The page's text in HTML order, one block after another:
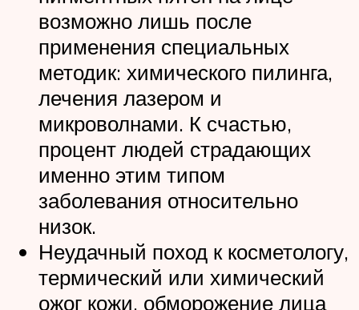
возможно лишь после
применения специальных
методик: химического пилинга,
лечения лазером и
микроволнами. К счастью,
процент людей страдающих
именно этим типом
заболевания относительно
низок.
Неудачный поход к косметологу,
термический или химический
ожог кожи, обморожение лица